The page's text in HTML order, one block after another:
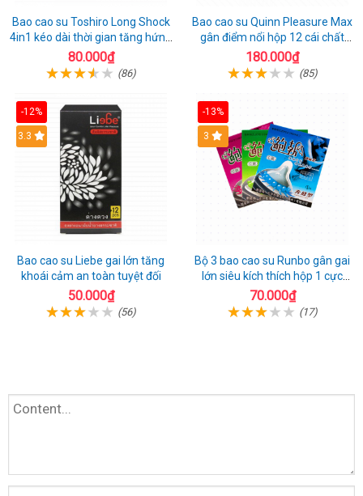
Bao cao su Toshiro Long Shock
4in1 kéo dài thời gian tăng hứng
thú hộp 10
80.000₫
(86)
Bao cao su Quinn Pleasure Max
gân điểm nổi hộp 12 cái chất
lượng
180.000₫
(85)
-12%
3.3
Bao cao su Liebe gai lớn tăng
khoái cảm an toàn tuyệt đối
50.000₫
(56)
-13%
3
Bộ 3 bao cao su Runbo gân gai
lớn siêu kích thích hộp 1 cực
chất
70.000₫
(17)